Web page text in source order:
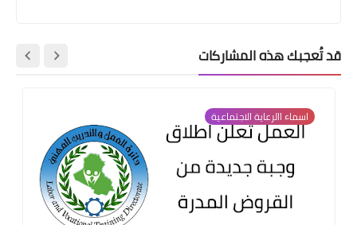
قد تُعجبك هذه المشاركات
اسماء االرعاية الاجتماعية